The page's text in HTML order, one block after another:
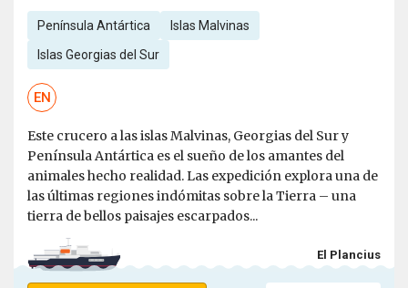
Península Antártica Islas Malvinas
Islas Georgias del Sur
EN
Este crucero a las islas Malvinas, Georgias del Sur y
Península Antártica es el sueño de los amantes del
animales hecho realidad. Las expedición explora una de
las últimas regiones indómitas sobre la Tierra – una
tierra de bellos paisajes escarpados...
El Plancius